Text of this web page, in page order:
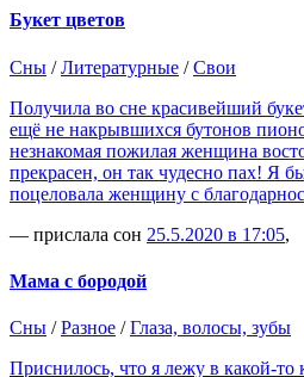
Букет цветов
Сны /Литературные /Свои
Получила во сне красивейший
ещё не накрывшихся бутонов
незнакомая пожилая женщина
прекрасен, он так чудесно пах! Я
поцеловала женщину с
— прислала сон 25.5.2020 в 17:05,
Мама с бородой
Сны /Разное /Глаза, волосы, зубы
Приснилось, что я лежу в какой-то